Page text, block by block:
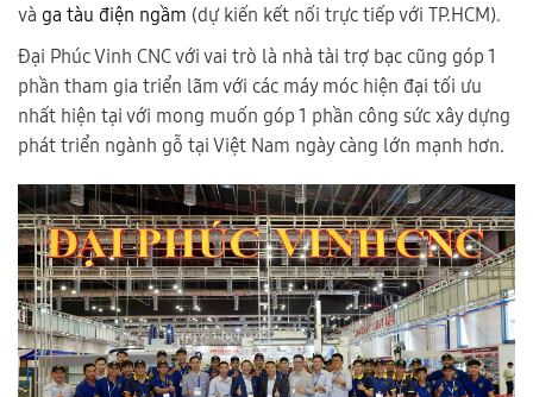
và ga tàu điện ngầm (dự kiến kết nối trực tiếp với TP.HCM).
Đại Phúc Vinh CNC với vai trò là nhà tài trợ bạc cũng góp 1
phần tham gia triển lãm với các máy móc hiện đại tối ưu
nhất hiện tại với mong muốn góp 1 phần công sức xây dựng
phát triển ngành gỗ tại Việt Nam ngày càng lớn mạnh hơn.